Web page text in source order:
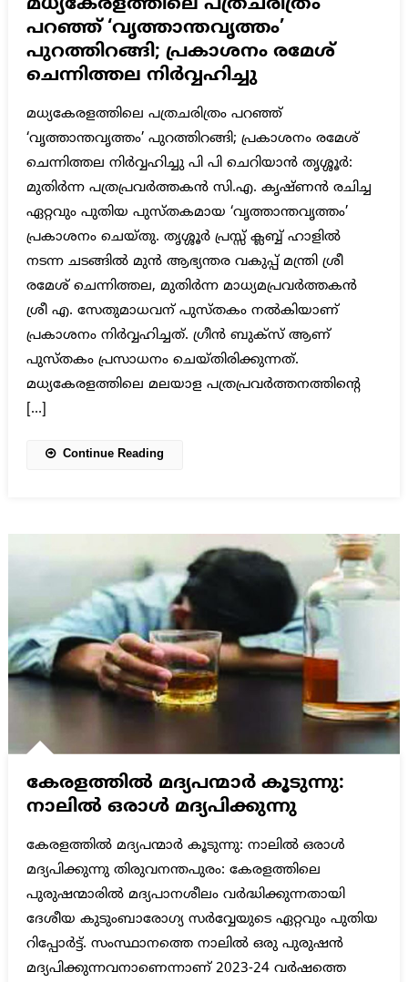
മധ്യകേരളത്തിലെ പത്രചരിത്രം
പറഞ്ഞ് ‘വൃത്താന്തവൃത്തം’
പുറത്തിറങ്ങി; പ്രകാശനം രമേശ്
ചെന്നിത്തല നിർവ്വഹിച്ചു
മധ്യകേരളത്തിലെ പത്രചരിത്രം പറഞ്ഞ്
‘വൃത്താന്തവൃത്തം’ പുറത്തിറങ്ങി; പ്രകാശനം രമേശ്
ചെന്നിത്തല നിർവ്വഹിച്ചു പി പി ചെറിയാൻ തൃശ്ശൂർ:
മുതിർന്ന പത്രപ്രവർത്തകൻ സി.എ. കൃഷ്ണൻ രചിച്ച
ഏറ്റവും പുതിയ പുസ്തകമായ ‘വൃത്താന്തവൃത്തം’
പ്രകാശനം ചെയ്തു. തൃശ്ശൂർ പ്രസ്സ് ക്ലബ്ബ് ഹാളിൽ
നടന്ന ചടങ്ങിൽ മുൻ ആഭ്യന്തര വകുപ്പ് മന്ത്രി ശ്രീ
രമേശ് ചെന്നിത്തല, മുതിർന്ന മാധ്യമപ്രവർത്തകൻ
ശ്രീ എ. സേതുമാധവന് പുസ്തകം നൽകിയാണ്
പ്രകാശനം നിർവ്വഹിച്ചത്. ഗ്രീൻ ബുക്സ് ആണ്
പുസ്തകം പ്രസാധനം ചെയ്തിരിക്കുന്നത്.
മധ്യകേരളത്തിലെ മലയാള പത്രപ്രവർത്തനത്തിന്റെ
[…]
Continue Reading
കേരളത്തില്‍ മദ്യപന്മാര്‍ കൂടുന്നു:
നാലില്‍ ഒരാള്‍ മദ്യപിക്കുന്നു
കേരളത്തില്‍ മദ്യപന്മാര്‍ കൂടുന്നു: നാലില്‍ ഒരാള്‍
മദ്യപിക്കുന്നു തിരുവനന്തപുരം: കേരളത്തിലെ
പുരുഷന്മാരില്‍ മദ്യപാനശീലം വര്‍ദ്ധിക്കുന്നതായി
ദേശീയ കുടുംബാരോഗ്യ സര്‍വ്വേയുടെ ഏറ്റവും പുതിയ
റിപ്പോര്‍ട്ട്. സംസ്ഥാനത്തെ നാലില്‍ ഒരു പുരുഷന്‍
മദ്യപിക്കുന്നവനാണെന്നാണ് 2023-24 വര്‍ഷത്തെ